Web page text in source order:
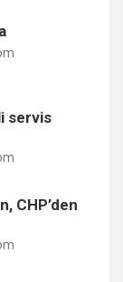
servis
CHP’den